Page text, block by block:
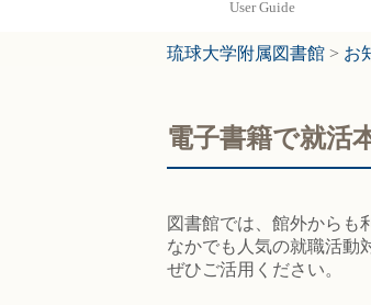
琉球大学附属図書館 > お
電子書籍で就活
図書館では、館外からも
なかでも人気の就職活動
ぜひご活用ください。